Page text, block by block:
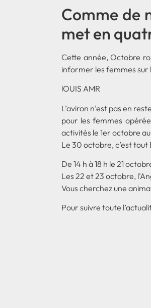
Comme de
met en
Cette année, Octobre
informer les femmes sur
lOUIS AMR
L’aviron n’est pas en
pour les femmes
activités le 1er octobre
Le 30 octobre, c’est
De 14 h à 18 h le 21
Les 22 et 23 octobre,
Vous cherchez une
Pour suivre toute